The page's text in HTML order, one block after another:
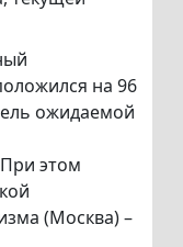
на 96
ожидаемой
этом
(Москва) –